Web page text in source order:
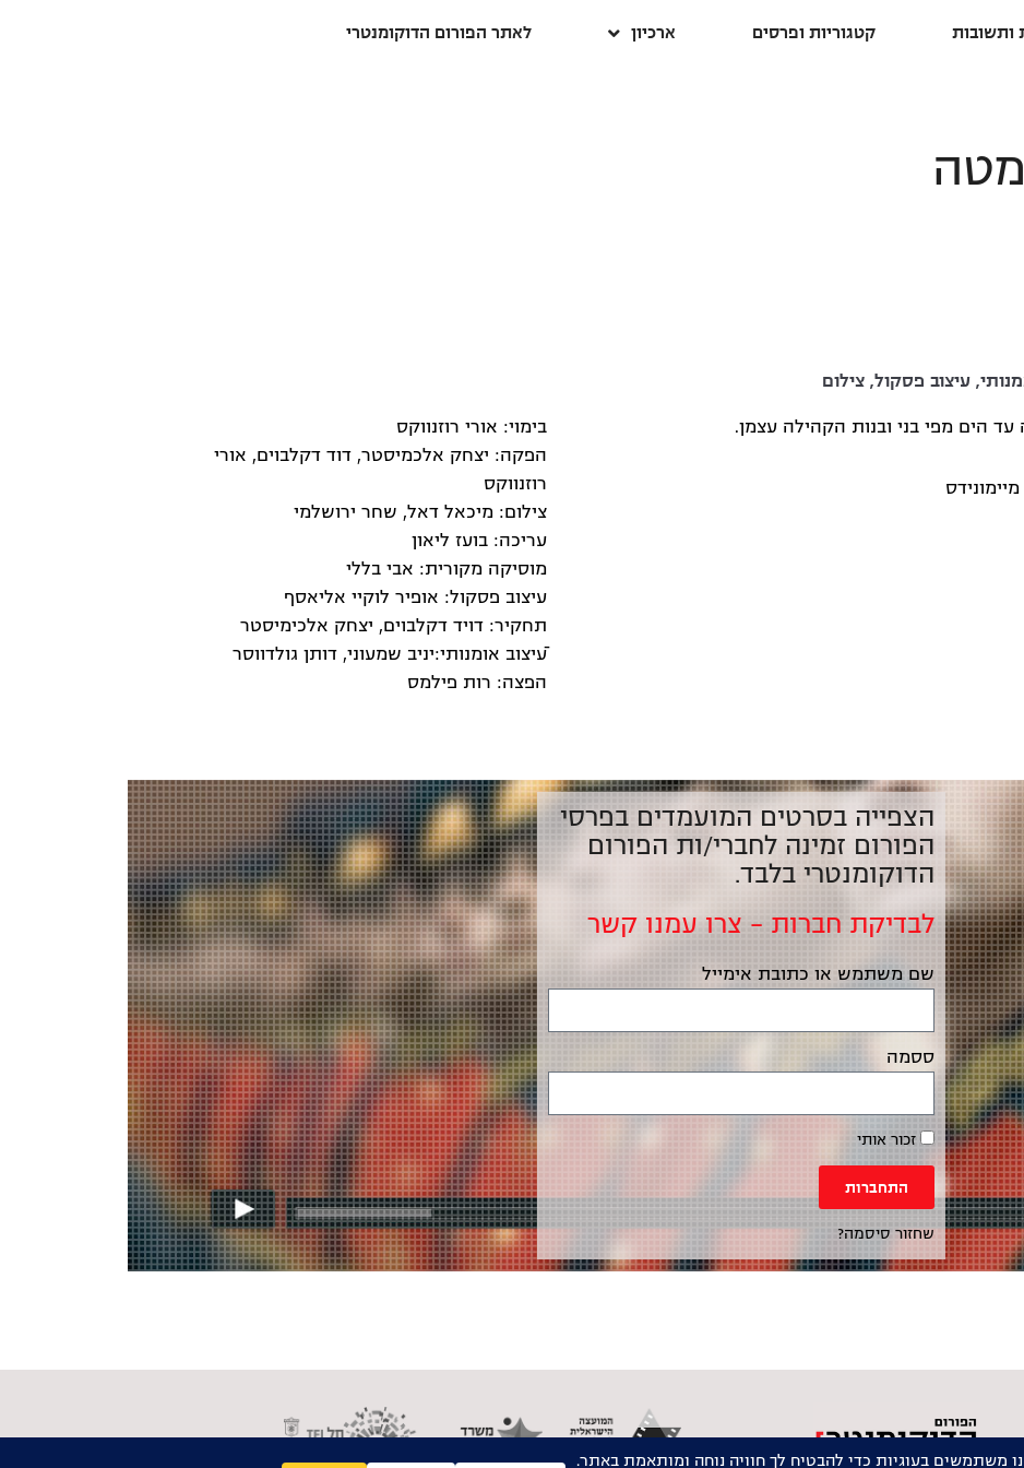
ותשובות קטגוריות ופרסים ארכיון לאתר הפורום הדוקומנטרי
מטה
, עיצוב פסקול, צילום
הים מפי בני ובנות הקהילה עצמן.
בימוי: אורי רוזנווקס
הפקה: יצחק אלכמיסטר, דוד דקלבוים, אורי
רוזנווקס
צילום: מיכאל דאל, שחר ירושלמי
עריכה: בועז ליאון
מוסיקה מקורית: אבי בללי
עיצוב פסקול: אופיר לוקיי אליאסף
תחקיר: דויד דקלבוים, יצחק אלכימיסטר
ֿעיצוב אומנותי:יניב שמעוני, דותן גולדווסר
הפצה: רות פילמס
הצפייה בסרטים המועמדים בפרסי
הפורום זמינה לחברי/ות הפורום
הדוקומנטרי בלבד.
לבדיקת חברות – צרו עמנו קשר
שם משתמש או כתובת אימייל
ססמה
זכור אותי
התחברות
שחזור סיסמה?